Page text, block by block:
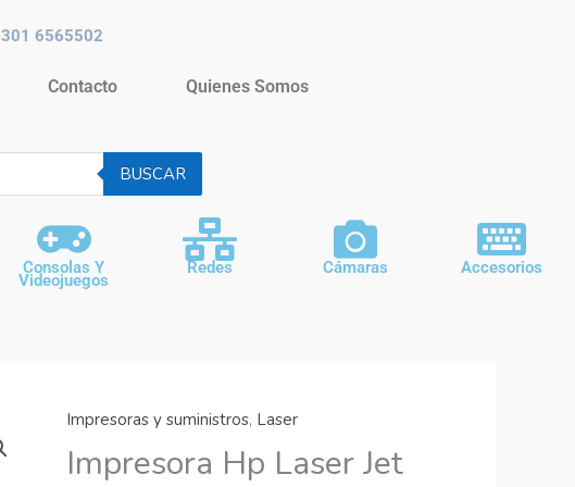
301 6565502
Contacto Quienes Somos
BUSCAR
Consolas Y
Videojuegos
Redes Cámaras Accesorios
Impresoras y suministros, Laser
Impresora Hp Laser Jet